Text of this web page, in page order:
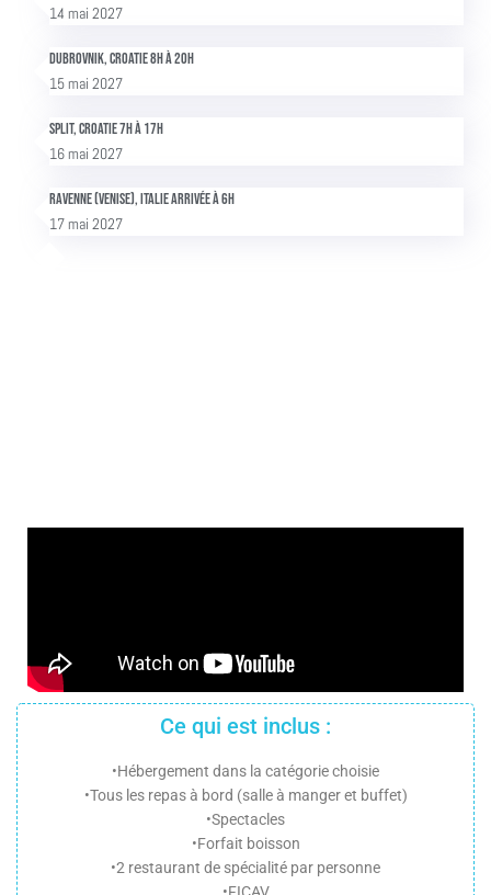
14 mai 2027
Dubrovnik, Croatie 8h à 20h
15 mai 2027
Split, Croatie 7h à 17h
16 mai 2027
Ravenne (Venise), Italie Arrivée à 6h
17 mai 2027
Ce qui est inclus :
•Hébergement dans la catégorie choisie
•Tous les repas à bord (salle à manger et buffet)
•Spectacles
•Forfait boisson
•2 restaurant de spécialité par personne